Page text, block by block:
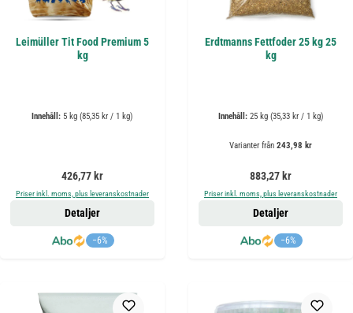
Leimüller Tit Food Premium 5
kg
Innehåll: 5 kg (85,35 kr / 1 kg)
Ordinarie pris:
426,77 kr
Priser inkl. moms, plus leveranskostnader
−6%
Detaljer
Erdtmanns Fettfoder 25 kg 25
kg
Innehåll: 25 kg (35,33 kr / 1 kg)
Varianter från 243,98 kr
Ordinarie pris:
883,27 kr
Priser inkl. moms, plus leveranskostnader
−6%
Detaljer